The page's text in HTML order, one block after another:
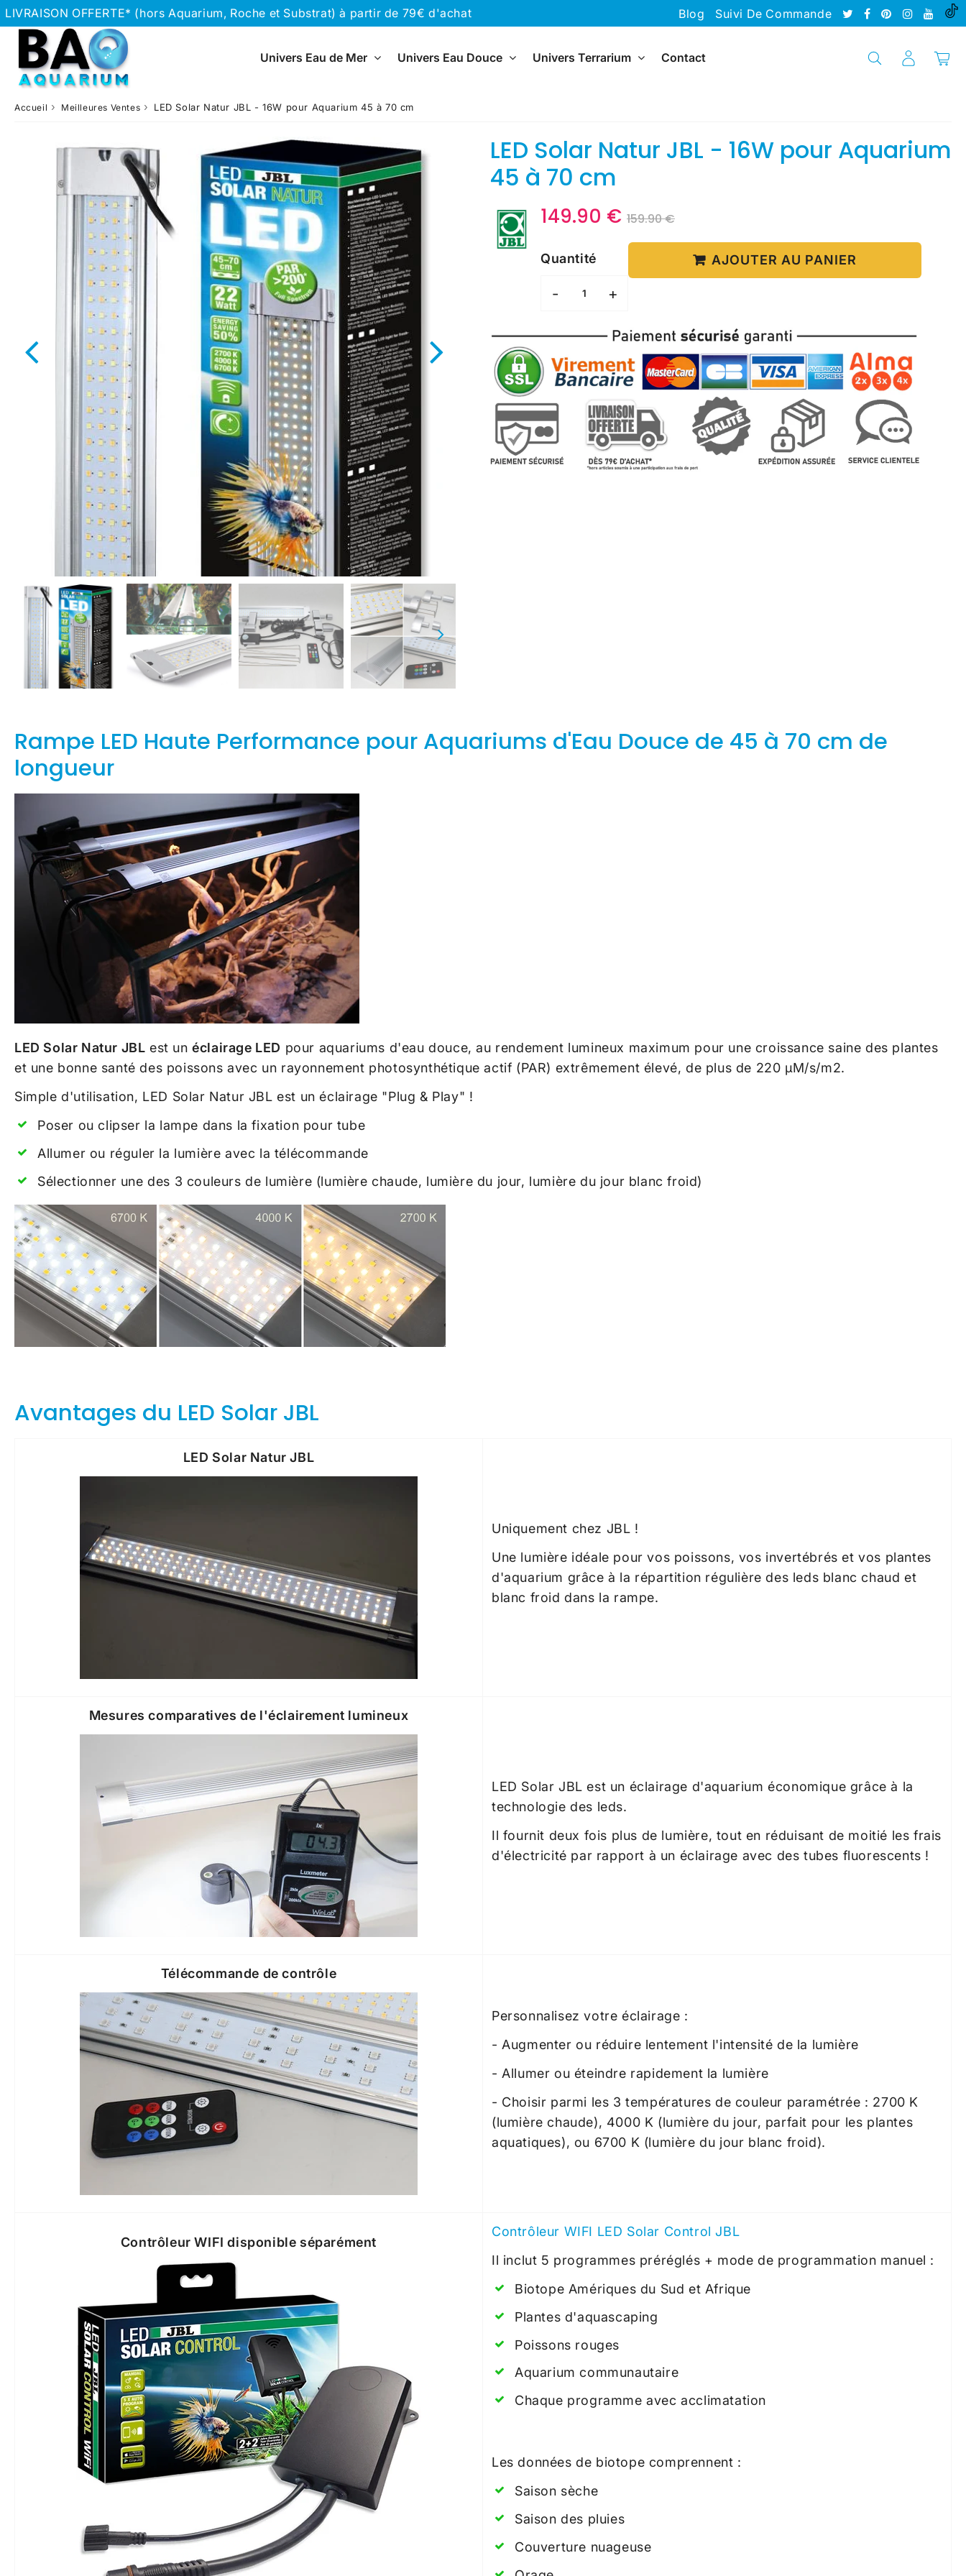
LIVRAISON OFFERTE* (hors Aquarium, Roche et Substrat) à partir de 79€ d'achat Blog Suivi De Commande
Univers Eau de Mer Univers Eau Douce Univers Terrarium Contact
Accueil › Meilleures Ventes › LED Solar Natur JBL - 16W pour Aquarium 45 à 70 cm
LED Solar Natur JBL - 16W pour Aquarium
45 à 70 cm
149.90 € 159.90 €
régulier
€
réduit
€price
Quantité
- +
AJOUTER AU PANIER
Rampe LED Haute Performance pour Aquariums d'Eau Douce de 45 à 70 cm de
longueur
LED Solar Natur JBL est unéclairage LED pour aquariums d'eau douce, au rendement lumineux maximum pour une croissance saine des plantes
et une bonne santé des poissons avec un rayonnement photosynthétique actif (PAR) extrêmement élevé, de plus de 220 µM/s/m2.
Simple d'utilisation, LED Solar Natur JBL est un éclairage "Plug & Play" !
Poser ou clipser la lampe dans la fixation pour tube
Allumer ou réguler la lumière avec la télécommande
Sélectionner une des 3 couleurs de lumière (lumière chaude, lumière du jour, lumière du jour blanc froid)
Avantages du LED Solar JBL
LED Solar Natur JBL
Uniquement chez JBL !
Une lumière idéale pour vos poissons, vos invertébrés et vos plantes
d'aquarium grâce à la répartition régulière des leds blanc chaud et
blanc froid dans la rampe.
Mesures comparatives de l'éclairement lumineux
LED Solar JBL est un éclairage d'aquarium économique grâce à la
technologie des leds.
Il fournit deux fois plus de lumière, tout en réduisant de moitié les frais
d'électricité par rapport à un éclairage avec des tubes fluorescents !
Télécommande de contrôle
Personnalisez votre éclairage :
- Augmenter ou réduire lentement l'intensité de la lumière
- Allumer ou éteindre rapidement la lumière
- Choisir parmi les 3 températures de couleur paramétrée : 2700 K
(lumière chaude), 4000 K (lumière du jour, parfait pour les plantes
aquatiques), ou 6700 K (lumière du jour blanc froid).
Contrôleur WIFI disponible séparément
Contrôleur WIFI LED Solar Control JBL
Il inclut 5 programmes préréglés + mode de programmation manuel :
Biotope Amériques du Sud et Afrique
Plantes d'aquascaping
Poissons rouges
Aquarium communautaire
Chaque programme avec acclimatation
Les données de biotope comprennent :
Saison sèche
Saison des pluies
Couverture nuageuse